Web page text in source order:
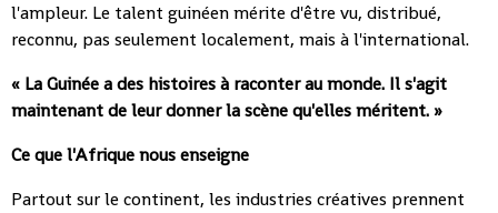
l'ampleur. Le talent guinéen mérite d'être vu, distribué,
reconnu, pas seulement localement, mais à l'international.
« La Guinée a des histoires à raconter au monde. Il s'agit
maintenant de leur donner la scène qu'elles méritent. »
Ce que l'Afrique nous enseigne
Partout sur le continent, les industries créatives prennent